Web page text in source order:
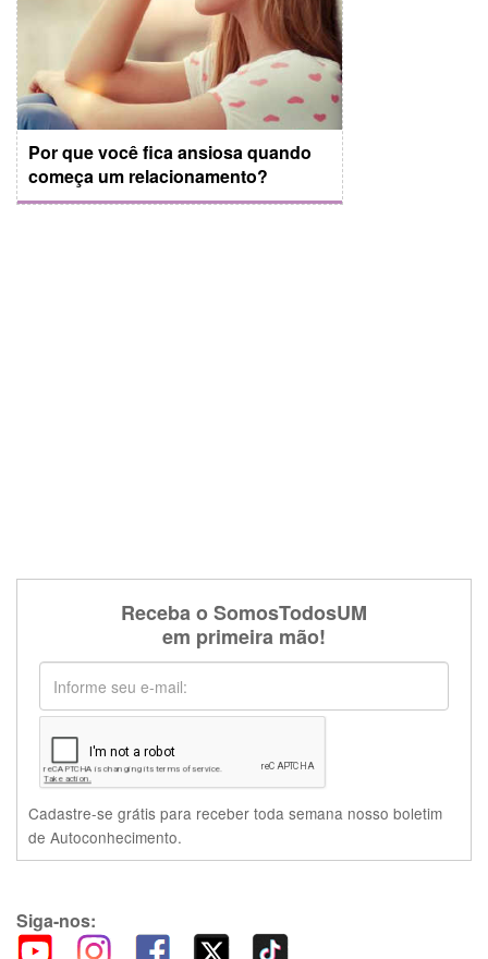
Por que você fica ansiosa quando
começa um relacionamento?
Receba o SomosTodosUM
em primeira mão!
Cadastre-se grátis para receber toda semana nosso boletim
de Autoconhecimento.
Siga-nos: